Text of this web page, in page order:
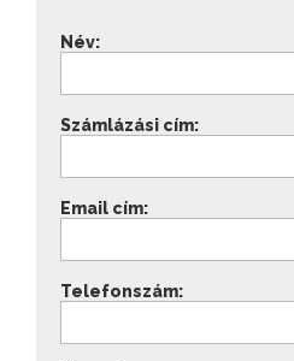
Név:
Számlázási cím:
Email cím:
Telefonszám: